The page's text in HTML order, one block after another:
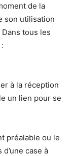
de la
son utilisation
tous les
à la réception
un lien pour se
préalable ou le
case à